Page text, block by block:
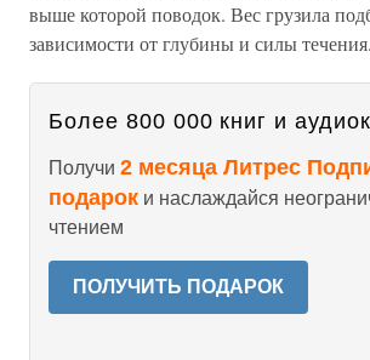
выше которой поводок. Вес грузила
зависимости от глубины и силы течения.
Более 800 000 книг и
Получи 2 месяца Литрес
подарок и наслаждайся
чтением
ПОЛУЧИТЬ ПОДАРОК